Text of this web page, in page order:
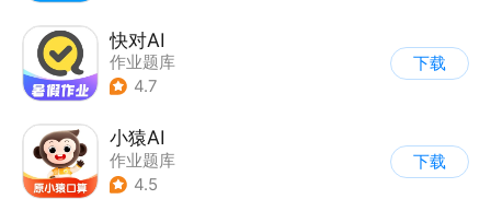
快对AI
作业题库
4.7
下载
小猿AI
作业题库
4.5
下载